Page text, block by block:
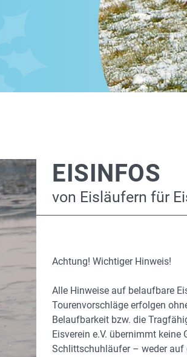
EISINFOS
von Eisläufern für
Achtung! Wichtiger Hinweis!
Alle Hinweise auf belaufbare
Tourenvorschläge erfolgen
Belaufbarkeit bzw. die
Eisverein e.V. übernimmt keine
Schlittschuhläufer – weder auf